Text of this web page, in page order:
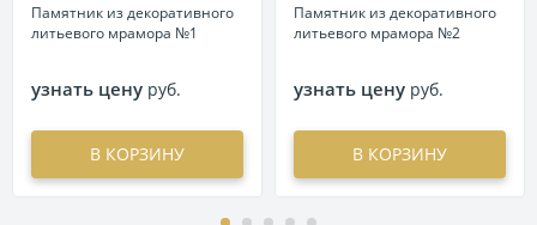
Памятник из декоративного
литьевого мрамора №1
узнать цену руб.
В КОРЗИНУ
Памятник из декоративного
литьевого мрамора №2
узнать цену руб.
В КОРЗИНУ